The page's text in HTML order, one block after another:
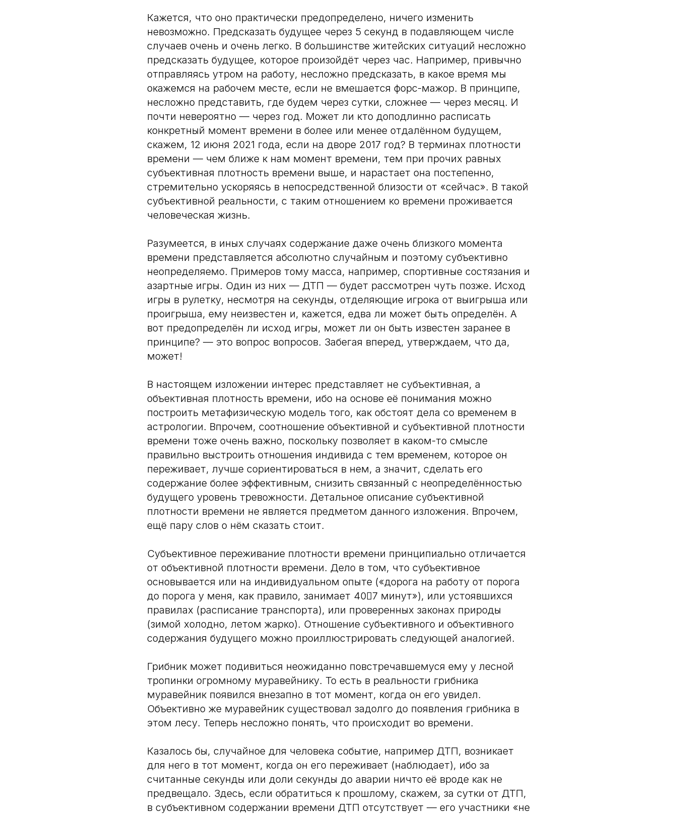
Кажется, что оно практически предопределено, ничего изменить
невозможно. Предсказать будущее через 5 секунд в подавляющем числе
случаев очень и очень легко. В большинстве житейских ситуаций несложно
предсказать будущее, которое произойдёт через час. Например, привычно
отправляясь утром на работу, несложно предсказать, в какое время мы
окажемся на рабочем месте, если не вмешается форс-мажор. В принципе,
несложно представить, где будем через сутки, сложнее — через месяц. И
почти невероятно — через год. Может ли кто доподлинно расписать
конкретный момент времени в более или менее отдалённом будущем,
скажем, 12 июня 2021 года, если на дворе 2017 год? В терминах плотности
времени — чем ближе к нам момент времени, тем при прочих равных
субъективная плотность времени выше, и нарастает она постепенно,
стремительно ускоряясь в непосредственной близости от «сейчас». В такой
субъективной реальности, с таким отношением ко времени проживается
человеческая жизнь.
Разумеется, в иных случаях содержание даже очень близкого момента
времени представляется абсолютно случайным и поэтому субъективно
неопределяемо. Примеров тому масса, например, спортивные состязания и
азартные игры. Один из них — ДТП — будет рассмотрен чуть позже. Исход
игры в рулетку, несмотря на секунды, отделяющие игрока от выигрыша или
проигрыша, ему неизвестен и, кажется, едва ли может быть определён. А
вот предопределён ли исход игры, может ли он быть известен заранее в
принципе? — это вопрос вопросов. Забегая вперед, утверждаем, что да,
может!
В настоящем изложении интерес представляет не субъективная, а
объективная плотность времени, ибо на основе её понимания можно
построить метафизическую модель того, как обстоят дела со временем в
астрологии. Впрочем, соотношение объективной и субъективной плотности
времени тоже очень важно, поскольку позволяет в каком-то смысле
правильно выстроить отношения индивида с тем временем, которое он
переживает, лучше сориентироваться в нем, а значит, сделать его
содержание более эффективным, снизить связанный с неопределённостью
будущего уровень тревожности. Детальное описание субъективной
плотности времени не является предметом данного изложения. Впрочем,
ещё пару слов о нём сказать стоит.
Субъективное переживание плотности времени принципиально отличается
от объективной плотности времени. Дело в том, что субъективное
основывается или на индивидуальном опыте («дорога на работу от порога
до порога у меня, как правило, занимает 407 минут»), или устоявшихся
правилах (расписание транспорта), или проверенных законах природы
(зимой холодно, летом жарко). Отношение субъективного и объективного
содержания будущего можно проиллюстрировать следующей аналогией.
Грибник может подивиться неожиданно повстречавшемуся ему у лесной
тропинки огромному муравейнику. То есть в реальности грибника
муравейник появился внезапно в тот момент, когда он его увидел.
Объективно же муравейник существовал задолго до появления грибника в
этом лесу. Теперь несложно понять, что происходит во времени.
Казалось бы, случайное для человека событие, например ДТП, возникает
для него в тот момент, когда он его переживает (наблюдает), ибо за
считанные секунды или доли секунды до аварии ничто её вроде как не
предвещало. Здесь, если обратиться к прошлому, скажем, за сутки от ДТП,
в субъективном содержании времени ДТП отсутствует — его участники «не